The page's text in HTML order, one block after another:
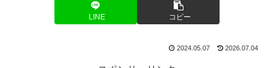
LINE コピー
2024.05.07 2026.07.04